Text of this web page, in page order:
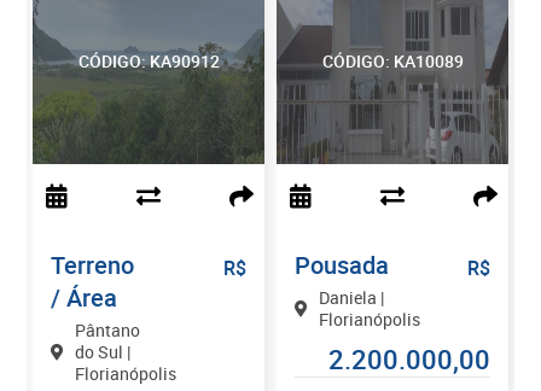
CÓDIGO: KA90912
Terreno
/ Área
Pântano
do Sul |
Florianópolis
R$
CÓDIGO: KA10089
Pousada
Daniela |
Florianópolis
R$
2.200.000,00